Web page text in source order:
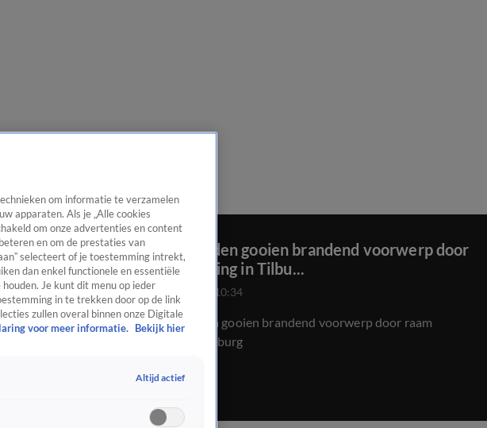
Onbekenden gooien brandend voorwerp door
raam woning in Tilbu...
31 mei 2021, 10:34
Onbekenden gooien brandend voorwerp door raam
woning in Tilburg
om informatie te verzamelen
apparaten. Als je „Alle cookies
om onze advertenties en content
en om de prestaties van
selecteert of je toestemming intrekt,
dan enkel functionele en essentiële
Je kunt dit menu op ieder
in te trekken door op de link
zullen overal binnen onze Digitale
voor meer informatie.
Bekijk hier
Altijd actief